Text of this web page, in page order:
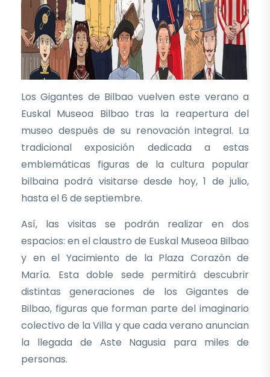
Los Gigantes de Bilbao vuelven este verano a
Euskal Museoa Bilbao tras la reapertura del
museo después de su renovación integral. La
tradicional exposición dedicada a estas
emblemáticas figuras de la cultura popular
bilbaina podrá visitarse desde hoy, 1 de julio,
hasta el 6 de septiembre.
Así, las visitas se podrán realizar en dos
espacios: en el claustro de Euskal Museoa Bilbao
y en el Yacimiento de la Plaza Corazón de
María. Esta doble sede permitirá descubrir
distintas generaciones de los Gigantes de
Bilbao, figuras que forman parte del imaginario
colectivo de la Villa y que cada verano anuncian
la llegada de Aste Nagusia para miles de
personas.